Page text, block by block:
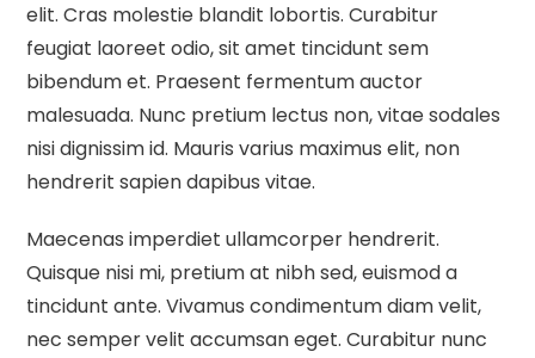
elit. Cras molestie blandit lobortis. Curabitur
feugiat laoreet odio, sit amet tincidunt sem
bibendum et. Praesent fermentum auctor
malesuada. Nunc pretium lectus non, vitae sodales
nisi dignissim id. Mauris varius maximus elit, non
hendrerit sapien dapibus vitae.
Maecenas imperdiet ullamcorper hendrerit.
Quisque nisi mi, pretium at nibh sed, euismod a
tincidunt ante. Vivamus condimentum diam velit,
nec semper velit accumsan eget. Curabitur nunc